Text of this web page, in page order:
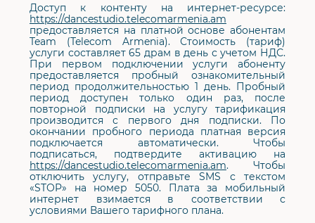
Доступ к контенту на интернет-ресурсе:
https://dancestudio.telecomarmenia.am
предоставляется на платной основе абонентам
Team (Telecom Armenia). Стоимость (тариф)
услуги составляет 65 драм в день с учетом НДС.
При первом подключении услуги абоненту
предоставляется пробный ознакомительный
период продолжительностью 1 день. Пробный
период доступен только один раз, после
повторной подписки на услугу тарификация
производится с первого дня подписки. По
окончании пробного периода платная версия
подключается автоматически. Чтобы
подписаться, подтвердите активацию на
https://dancestudio.telecomarmenia.am. Чтобы
отключить услугу, отправьте SMS с текстом
«STOP» на номер 5050. Плата за мобильный
интернет взимается в соответствии с
условиями Вашего тарифного плана.